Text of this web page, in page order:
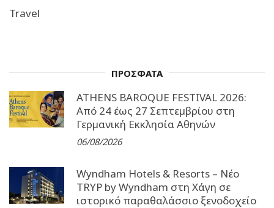
Travel
ΠΡΟΣΦΑΤΑ
ATHENS BAROQUE FESTIVAL 2026:
Από 24 έως 27 Σεπτεµβρίου στη
Γερµανική Εκκλησία Αθηνών
06/08/2026
Wyndham Hotels & Resorts – Νέο
TRYP by Wyndham στη Χάγη σε
ιστορικό παραθαλάσσιο ξενοδοχείο